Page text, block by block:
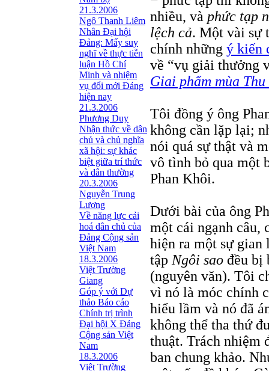
21.3.2006
Ngô Thanh Liêm
Nhân Đại hội
Đảng: Mấy suy
nghĩ về thực tiễn
luận Hồ Chí
Minh và nhiệm
vụ đổi mới Đảng
hiện nay
21.3.2006
Phương Duy
Nhận thức về dân
chủ và chủ nghĩa
xã hội: sự khác
biệt giữa trí thức
và dân thường
20.3.2006
Nguyễn Trung
Lương
Về năng lực cải
hoá dân chủ của
Đảng Cộng sản
Việt Nam
18.3.2006
Việt Trường
Giang
Góp ý với Dự
thảo Báo cáo
Chính trị trình
Đại hội X Đảng
Cộng sản Việt
Nam
18.3.2006
Việt Trường
nhiều, và phức tạp
lệch cả. Một vài sự
chính những ý kiến
về “vụ giải thưởng
Giai phẩm mùa
Tôi đồng ý ông
không cần lặp lại;
nói quá sự thật và
vô tình bỏ qua một
Phan Khôi.
Dưới bài của ông
một cái ngạnh câu,
hiện ra một sự
tập Ngôi sao đều bị
(nguyên văn). Tôi
vì nó là móc chính
hiểu lầm và nó đã
không thể tha thứ
thuật. Trách nhiệm
ban chung khảo.